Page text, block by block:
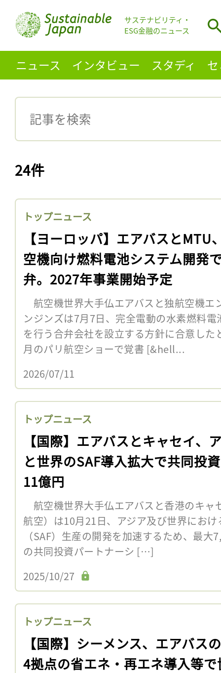
サステナビリティ・
ESG金融のニュース
ニュース インタビュー スタディ
24件
トップニュース
【ヨーロッパ】エアバスとMTU
空機向け燃料電池システム開発
弁。2027年事業開始予定
航空機世界大手仏エアバスと独航空機エ
ンジンズは7月7日、完全電動の水素燃料
を行う合弁会社を設立する方針に合意し
月のパリ航空ショーで覚書 [&hell...
2026/07/11
トップニュース
【国際】エアバスとキャセイ、
と世界のSAF導入拡大で共同投
11億円
航空機世界大手仏エアバスと香港のキャ
航空）は10月21日、アジア及び世界にお
（SAF）生産の開発を加速するため、最
の共同投資パートナーシ […]
2025/10/27
トップニュース
【国際】シーメンス、エアバス
4拠点の省エネ・再エネ導入等で